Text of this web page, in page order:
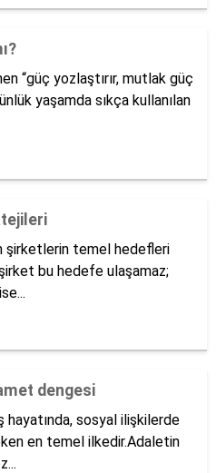
“güç yozlaştırır, mutlak güç
yaşamda sıkça kullanılan
şirketlerin temel hedefleri
bu hedefe ulaşamaz;
dengesi
hayatında, sosyal ilişkilerde
en temel ilkedir.Adaletin